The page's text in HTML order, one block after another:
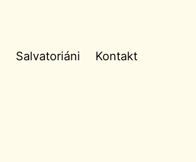
Otevřít
Salvatoriáni Kontakt